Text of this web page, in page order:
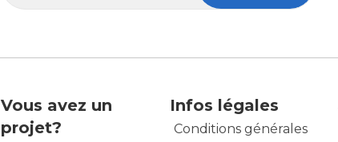
Vous avez un
projet?
Infos légales
Conditions générales